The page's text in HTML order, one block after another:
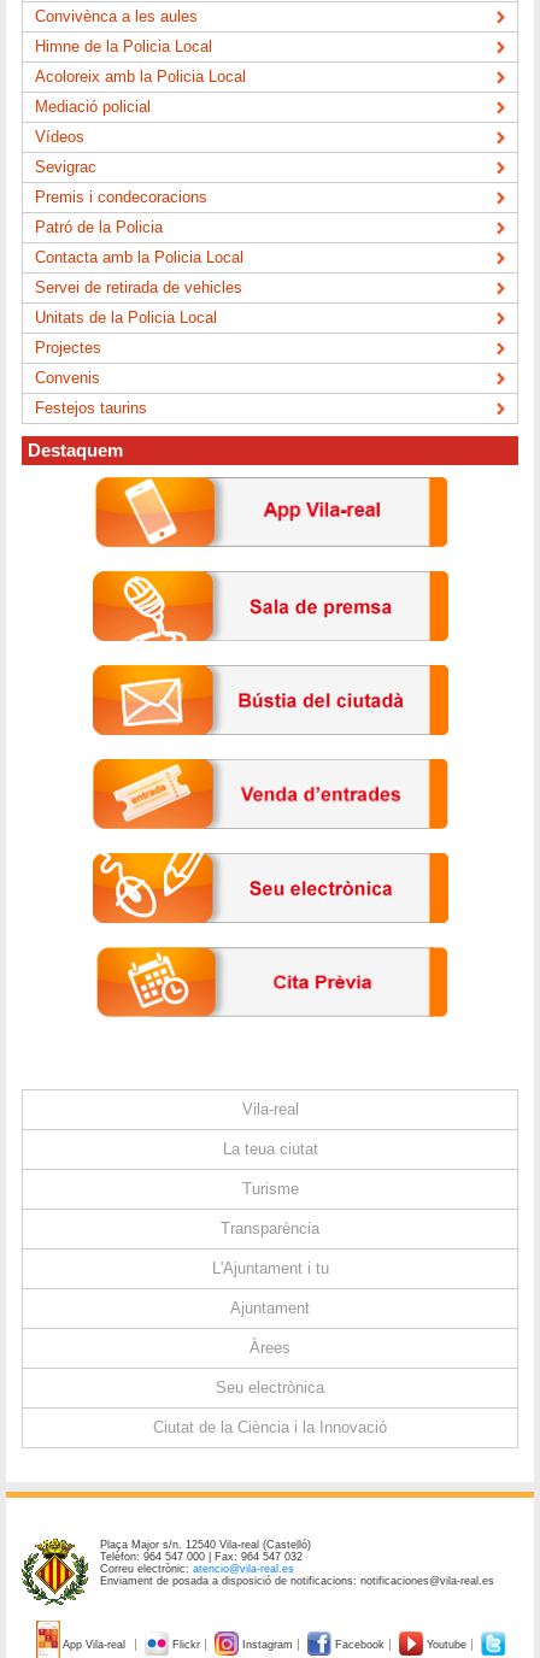
Convivènca a les aules
Himne de la Policia Local
Acoloreix amb la Policia Local
Mediació policial
Vídeos
Sevigrac
Premis i condecoracions
Patró de la Policia
Contacta amb la Policia Local
Servei de retirada de vehicles
Unitats de la Policia Local
Projectes
Convenis
Festejos taurins
Destaquem
Vila-real
La teua ciutat
Turisme
Transparència
L'Ajuntament i tu
Ajuntament
Àrees
Seu electrònica
Ciutat de la Ciència i la Innovació
Plaça Major s/n. 12540 Vila-real (Castelló)
Telèfon: 964 547 000 | Fax: 964 547 032
Correu electrònic:atencio@vila-real.es
Enviament de posada a disposició de notificacions: notificaciones@vila-real.es
App Vila-real Flickr Instagram Facebook Youtube